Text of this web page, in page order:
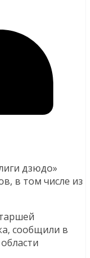
дзюдо»
в том числе из
сообщили в